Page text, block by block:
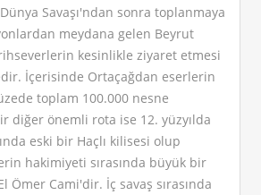
Savaşı'ndan sonra toplanmaya
meydana gelen Beyrut
kesinlikle ziyaret etmesi
İçerisinde Ortaçağdan eserlerin
toplam 100.000 nesne
diğer önemli rota ise 12. yüzyılda
eski bir Haçlı kilisesi olup
hakimiyeti sırasında büyük bir
Ömer Cami'dir. İç savaş sırasında